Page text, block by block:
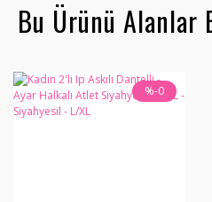
Bu Ürünü Alanlar
%-0